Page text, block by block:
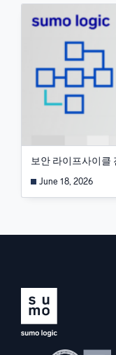
보안 라이프사이클
June 18, 2026